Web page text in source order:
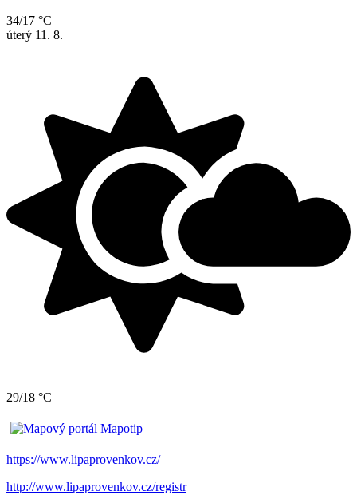
34/17 °C
úterý 11. 8.
29/18 °C
https://www.lipaprovenkov.cz/
http://www.lipaprovenkov.cz/registr